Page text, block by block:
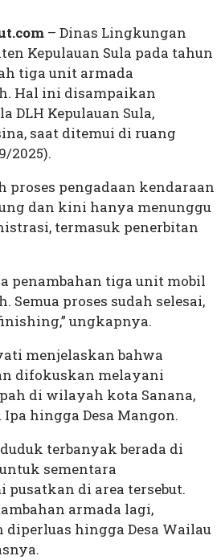
– Dinas Lingkungan
Kepulauan Sula pada tahun
tiga unit armada
Hal ini disampaikan
DLH Kepulauan Sula,
saat ditemui di ruang
2025).
proses pengadaan kendaraan
dan kini hanya menunggu
termasuk penerbitan
penambahan tiga unit mobil
Semua proses sudah selesai,
ungkapnya.
menjelaskan bahwa
difokuskan melayani
di wilayah kota Sanana,
hingga Desa Mangon.
terbanyak berada di
sementara
di area tersebut.
armada lagi,
hingga Desa Wailau